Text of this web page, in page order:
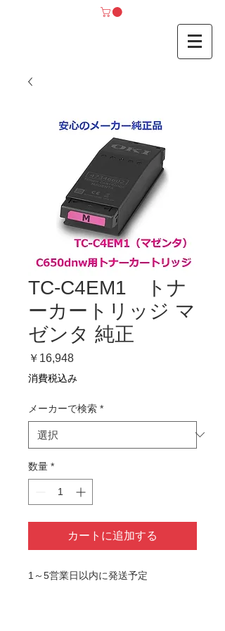
TC-C4EM1 トナ
ーカートリッジ マ
ゼンタ 純正
￥16,948価
格
消費税込み
メーカーで検索 *
数量 *
カートに追加する
1～5営業日以内に発送予定